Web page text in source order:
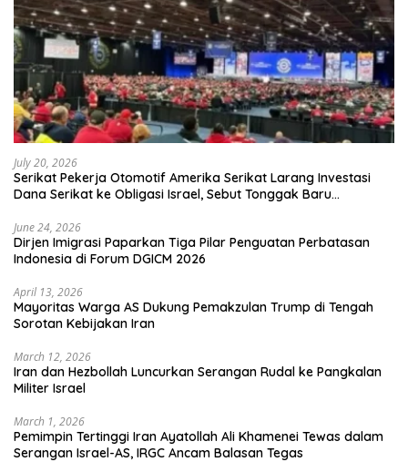
July 20, 2026
Serikat Pekerja Otomotif Amerika Serikat Larang Investasi
Dana Serikat ke Obligasi Israel, Sebut Tonggak Baru
June 24, 2026
Dirjen Imigrasi Paparkan Tiga Pilar Penguatan Perbatasan
Indonesia di Forum DGICM 2026
April 13, 2026
Mayoritas Warga AS Dukung Pemakzulan Trump di Tengah
Sorotan Kebijakan Iran
March 12, 2026
Iran dan Hezbollah Luncurkan Serangan Rudal ke Pangkalan
Militer Israel
March 1, 2026
Pemimpin Tertinggi Iran Ayatollah Ali Khamenei Tewas dalam
Serangan Israel-AS, IRGC Ancam Balasan Tegas